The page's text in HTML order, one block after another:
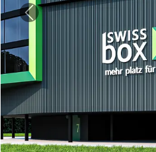
Image précédente pour